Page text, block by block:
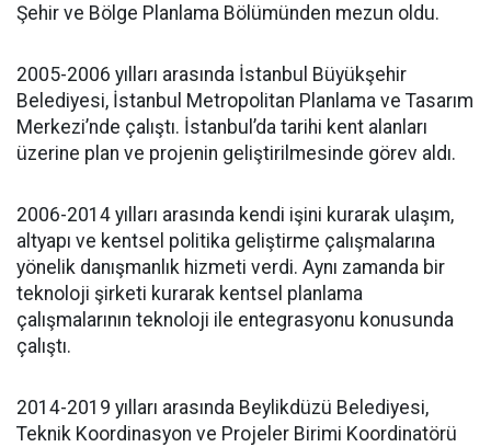
Şehir ve Bölge Planlama Bölümünden mezun oldu.
2005-2006 yılları arasında İstanbul Büyükşehir
Belediyesi, İstanbul Metropolitan Planlama ve Tasarım
Merkezi’nde çalıştı. İstanbul’da tarihi kent alanları
üzerine plan ve projenin geliştirilmesinde görev aldı.
2006-2014 yılları arasında kendi işini kurarak ulaşım,
altyapı ve kentsel politika geliştirme çalışmalarına
yönelik danışmanlık hizmeti verdi. Aynı zamanda bir
teknoloji şirketi kurarak kentsel planlama
çalışmalarının teknoloji ile entegrasyonu konusunda
çalıştı.
2014-2019 yılları arasında Beylikdüzü Belediyesi,
Teknik Koordinasyon ve Projeler Birimi Koordinatörü